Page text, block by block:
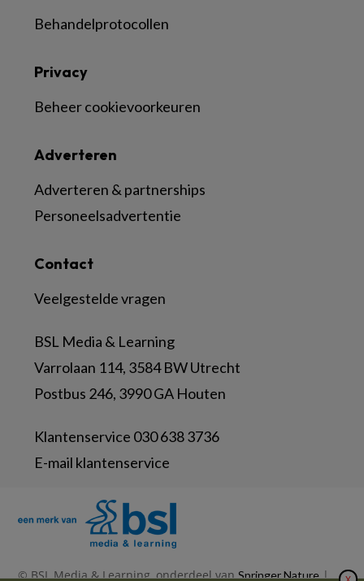
Behandelprotocollen
Contact
Veelgestelde vragen
BSL Media & Learning
Varrolaan 114, 3584 BW Utrecht
Postbus 246, 3990 GA Houten
Klantenservice 030 638 3736
E-mail klantenservice
Adverteren
Adverteren & partnerships
Personeelsadvertentie
Privacy
Beheer cookievoorkeuren
© BSL Media & Learning, onderdeel vanSpringer Nature|